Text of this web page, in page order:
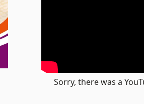
Sorry, there was a